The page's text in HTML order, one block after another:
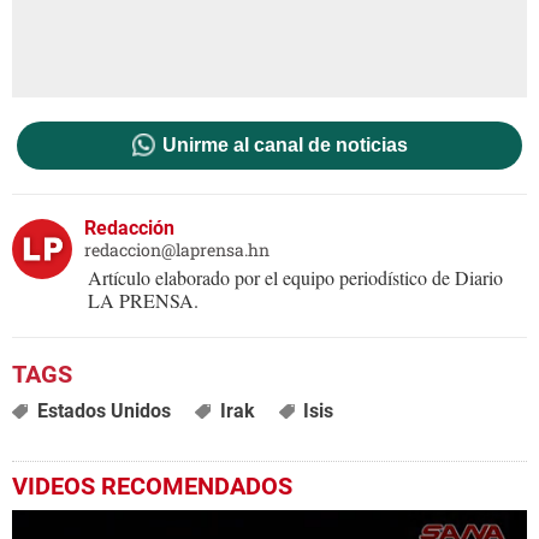
Unirme al canal de noticias
Redacción
redaccion@laprensa.hn
Artículo elaborado por el equipo periodístico de Diario
LA PRENSA.
Estados Unidos Irak Isis
VIDEOS RECOMENDADOS